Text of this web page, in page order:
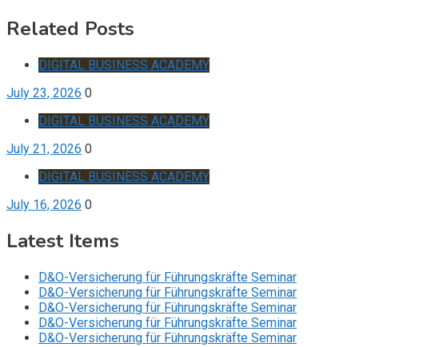
Related Posts
DIGITAL BUSINESS ACADEMY
July 23, 2026 0
DIGITAL BUSINESS ACADEMY
July 21, 2026 0
DIGITAL BUSINESS ACADEMY
July 16, 2026 0
Latest Items
D&O-Versicherung für Führungskräfte Seminar
D&O-Versicherung für Führungskräfte Seminar
D&O-Versicherung für Führungskräfte Seminar
D&O-Versicherung für Führungskräfte Seminar
D&O-Versicherung für Führungskräfte Seminar